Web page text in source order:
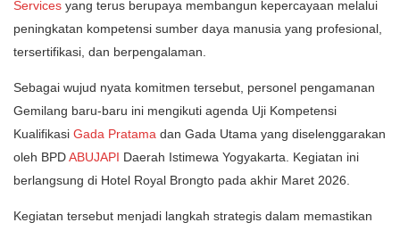
Services yang terus berupaya membangun kepercayaan melalui
peningkatan kompetensi sumber daya manusia yang profesional,
tersertifikasi, dan berpengalaman.
Sebagai wujud nyata komitmen tersebut, personel pengamanan
Gemilang baru-baru ini mengikuti agenda Uji Kompetensi
Kualifikasi Gada Pratama dan Gada Utama yang diselenggarakan
oleh BPDABUJAPI Daerah Istimewa Yogyakarta. Kegiatan ini
berlangsung di Hotel Royal Brongto pada akhir Maret 2026.
Kegiatan tersebut menjadi langkah strategis dalam memastikan